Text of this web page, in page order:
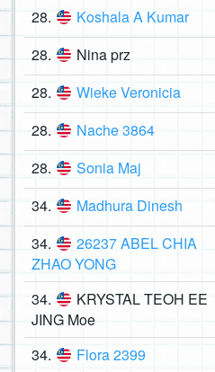
28. Koshala A Kumar
28. Nina prz
28. Wieke Veronicia
28. Nache 3864
28. Sonia Maj
34. Madhura Dinesh
34.
26237 ABEL CHIA
ZHAO YONG
34.
KRYSTAL TEOH EE
JING Moe
34. Flora 2399